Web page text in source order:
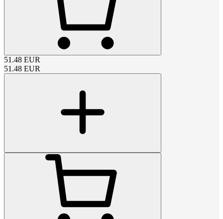
51.48 EUR
51.48 EUR